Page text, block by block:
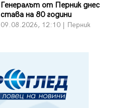
Генералът от Перник днес
става на 80 години
09.08.2026, 12:10 | Перник